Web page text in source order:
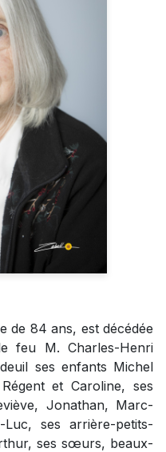
de 84 ans, est décédée
feu M. Charles-Henri
ses enfants Michel
et Caroline, ses
Jonathan, Marc-
ses arrière-petits-
ses sœurs, beaux-